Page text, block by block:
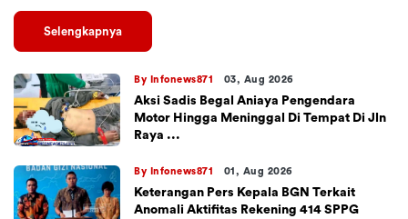
Selengkapnya
By Infonews871 03, Aug 2026
Aksi Sadis Begal Aniaya Pengendara
Motor Hingga Meninggal Di Tempat Di Jln
Raya ...
By Infonews871 01, Aug 2026
Keterangan Pers Kepala BGN Terkait
Anomali Aktifitas Rekening 414 SPPG